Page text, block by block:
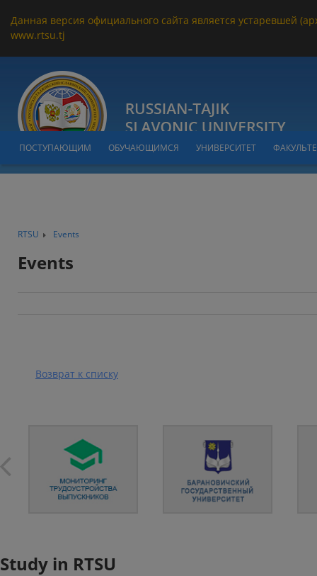
Данная версия официального сайта является устаревшей
www.rtsu.tj
ПОСТУПАЮЩИМ ОБУЧАЮЩИМСЯ УНИВЕРСИТЕТ
RTSU Events
Events
Возврат к списку
Study in RTSU